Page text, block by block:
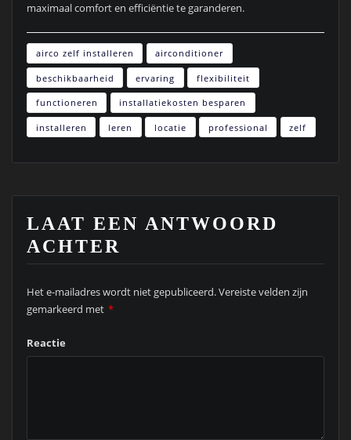
maximaal comfort en efficiëntie te garanderen.
airco zelf installeren airconditioner
beschikbaarheid ervaring flexibiliteit
functioneren installatiekosten besparen
installeren leren locatie professional zelf
LAAT EEN ANTWOORD
ACHTER
Het e-mailadres wordt niet gepubliceerd.Vereiste velden zijn
gemarkeerd met *
Reactie